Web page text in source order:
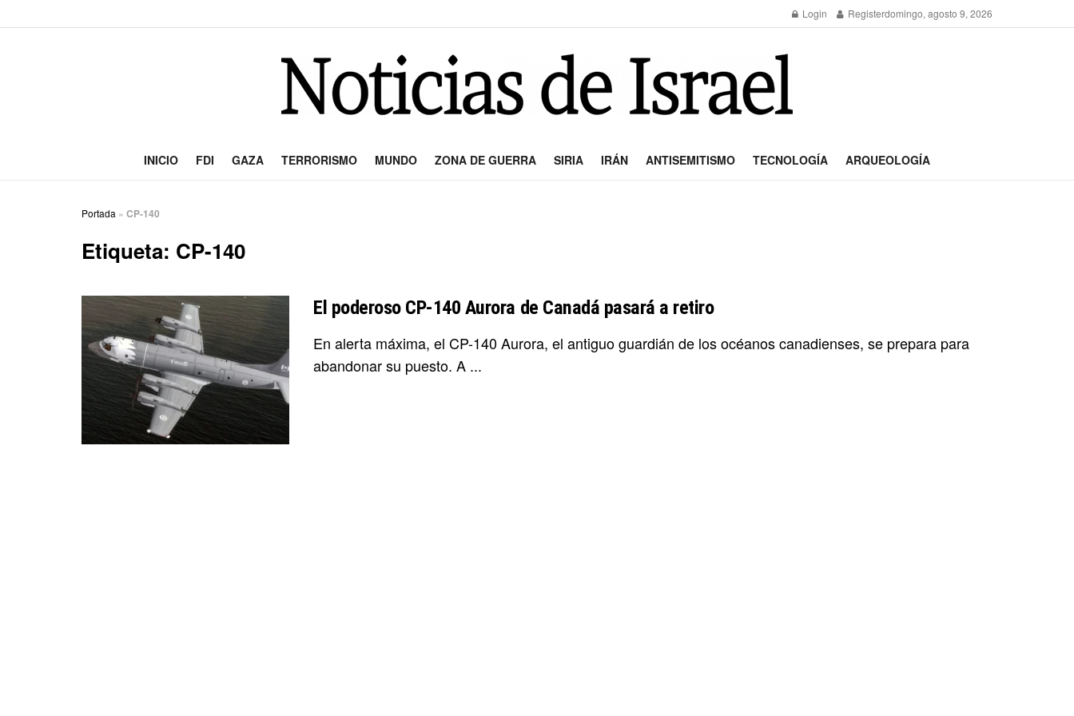
Login Registerdomingo, agosto 9, 2026
INICIO FDI GAZA TERRORISMO MUNDO ZONA DE GUERRA SIRIA IRÁN ANTISEMITISMO TECNOLOGÍA ARQUEOLOGÍA
Portada » CP-140
Etiqueta: CP-140
El poderoso CP-140 Aurora de Canadá pasará a retiro
En alerta máxima, el CP-140 Aurora, el antiguo guardián de los océanos canadienses, se prepara para
abandonar su puesto. A ...